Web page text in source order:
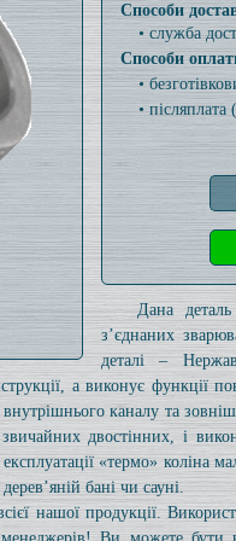
Способи
• служба
Способи
•
•
Дана
з’єднаних
деталі –
а виконує функції
каналу та
двостінних, і
«термо» коліна
бані чи сауні.
нашої продукції.